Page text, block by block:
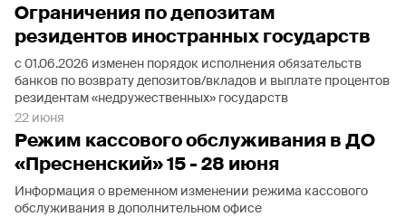
Ограничения по депозитам
резидентов иностранных государств
с 01.06.2026 изменен порядок исполнения обязательств
банков по возврату депозитов/вкладов и выплате процентов
резидентам «недружественных» государств
22 июня
Режим кассового обслуживания в ДО
«Пресненский» 15 - 28 июня
Информация о временном изменении режима кассового
обслуживания в дополнительном офисе